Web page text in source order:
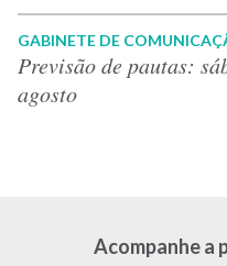
GABINETE DE
Previsão de pautas:
agosto
Acompanhe a